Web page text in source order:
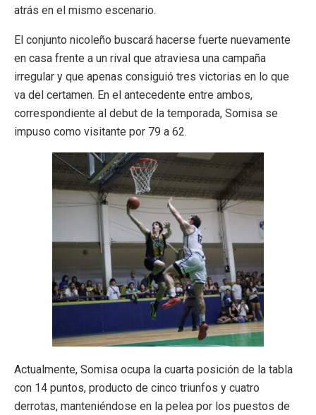
atrás en el mismo escenario.
El conjunto nicoleño buscará hacerse fuerte nuevamente
en casa frente a un rival que atraviesa una campaña
irregular y que apenas consiguió tres victorias en lo que
va del certamen. En el antecedente entre ambos,
correspondiente al debut de la temporada, Somisa se
impuso como visitante por 79 a 62.
Actualmente, Somisa ocupa la cuarta posición de la tabla
con 14 puntos, producto de cinco triunfos y cuatro
derrotas, manteniéndose en la pelea por los puestos de